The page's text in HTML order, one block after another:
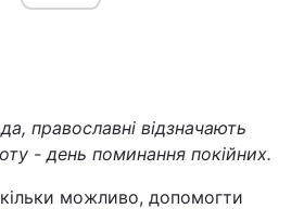
православні відзначають
- день поминання покійних.
можливо, допомогти